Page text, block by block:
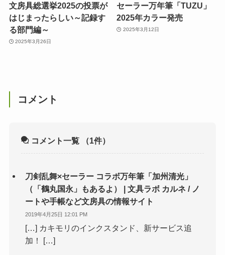
文房具総選挙2025の投票が
はじまったらしい～記録す
る部門編～
2025年3月26日
セーラー万年筆「TUZU」
2025年カラー発売
2025年3月12日
コメント
コメント一覧 （1件）
刀剣乱舞×セーラー コラボ万年筆「加州清光」
（「鶴丸国永」もあるよ） | 文具ラボ カルネ / ノ
ートや手帳など文房具の情報サイト
2019年4月25日 12:01 PM
[…] カキモリのインクスタンド、新サービス追
加！ […]